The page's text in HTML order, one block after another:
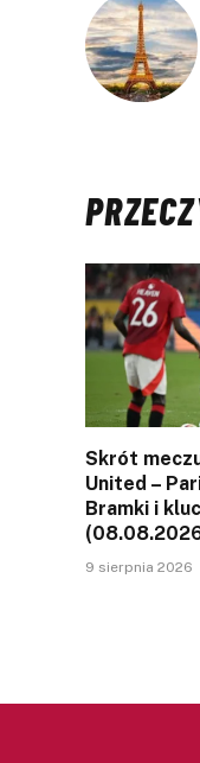
Skrót
United –
Bramki i
9 sierpnia 2026